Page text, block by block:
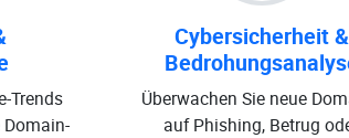
Trends
Cybersicherheit &
Überwachen Sie neue
auf Phishing, Betrug